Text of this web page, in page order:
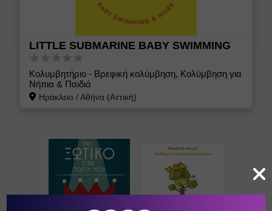
LITTLE SUBMARINE BABY SWIMMING
Κολυμβητήριο - Βρεφική κολύμβηση, Κολύμβηση για
Νήπια & Παιδιά
Ηράκλειο /Αθήνα (Αττική)